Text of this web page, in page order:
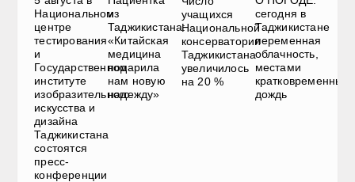
Национальном
центре
тестирования
и
Государственном
институте
изобразительного
искусства и
дизайна
Таджикистана
состоятся
пресс-
конференции
из
Таджикистана:
«Китайская
медицина
подарила
нам новую
надежду»
учащихся
Национальной
консерватории
Таджикистана
увеличилось
на 20 %
сегодня в
Таджикистане
переменная
облачность,
местами
кратковременный
дождь